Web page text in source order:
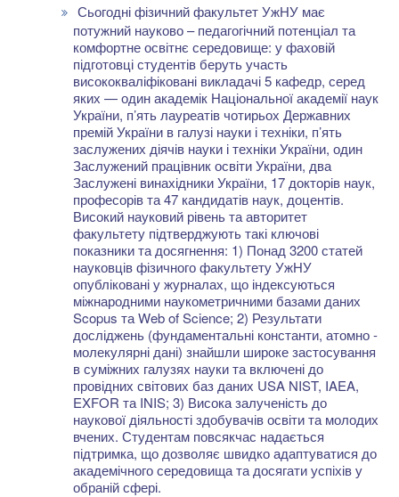
Сьогодні фізичний факультет УжНУ має
потужний науково – педагогічний потенціал та
комфортне освітнє середовище: у фаховій
підготовці студентів беруть участь
висококваліфіковані викладачі 5 кафедр, серед
яких — один академік Національної академії наук
України, п’ять лауреатів чотирьох Державних
премій України в галузі науки і техніки, п’ять
заслужених діячів науки і техніки України, один
Заслужений працівник освіти України, два
Заслужені винахідники України, 17 докторів наук,
професорів та 47 кандидатів наук, доцентів.
Високий науковий рівень та авторитет
факультету підтверджують такі ключові
показники та досягнення: 1) Понад 3200 статей
науковців фізичного факультету УжНУ
опубліковані у журналах, що індексуються
міжнародними наукометричними базами даних
Scopus та Web of Science; 2) Результати
досліджень (фундаментальні константи, атомно -
молекулярні дані) знайшли широке застосування
в суміжних галузях науки та включені до
провідних світових баз даних USA NIST, IAEA,
EXFOR та INIS; 3) Висока залученість до
наукової діяльності здобувачів освіти та молодих
вчених. Студентам повсякчас надається
підтримка, що дозволяє швидко адаптуватися до
академічного середовища та досягати успіхів у
обраній сфері.